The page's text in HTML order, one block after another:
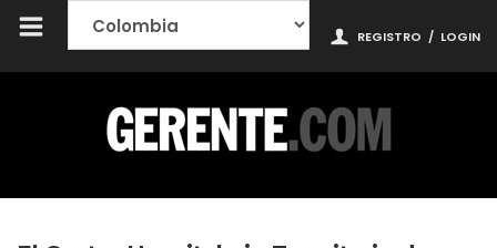
REGISTRO / LOGIN